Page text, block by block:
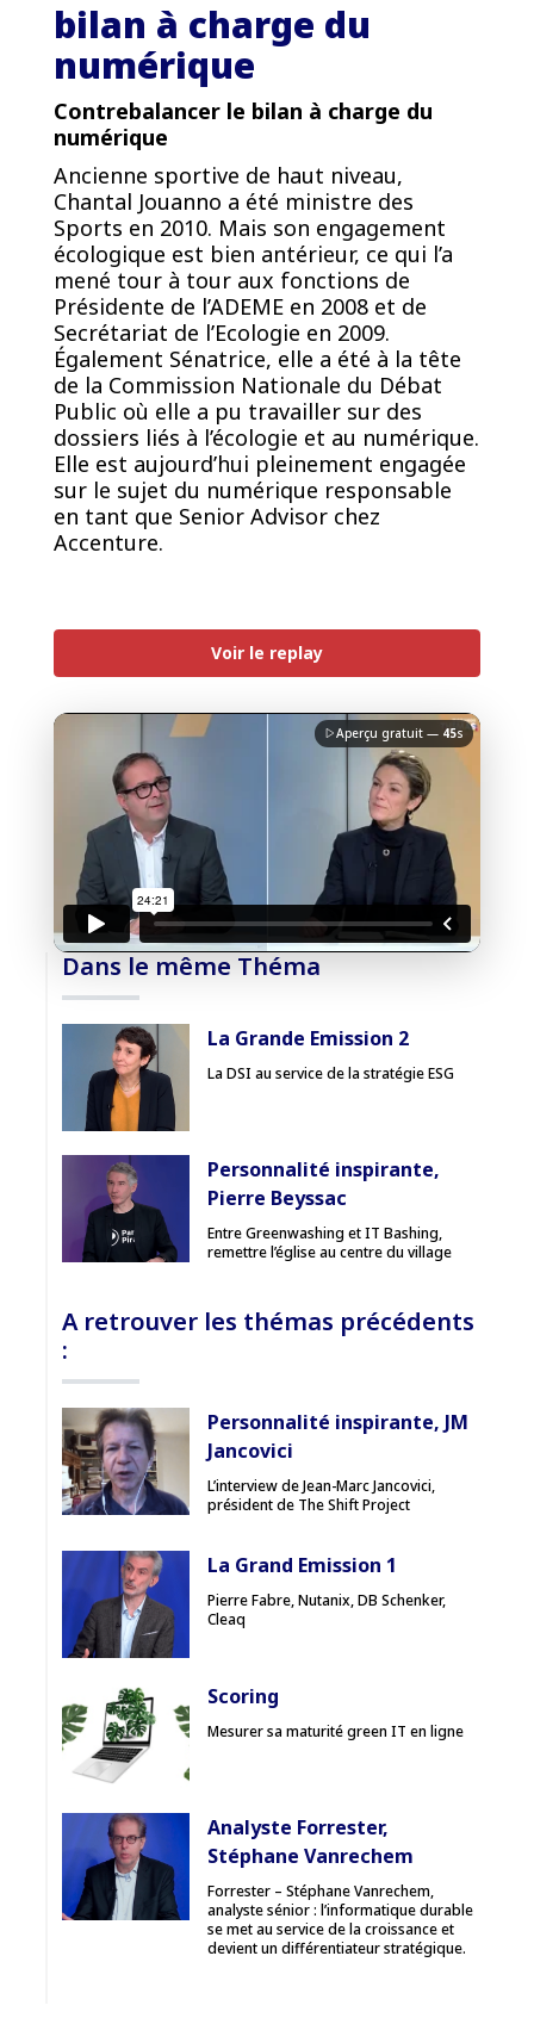
bilan à charge du
numérique
Contrebalancer le bilan à charge du
numérique
Ancienne sportive de haut niveau,
Chantal Jouanno a été ministre des
Sports en 2010. Mais son engagement
écologique est bien antérieur, ce qui l’a
mené tour à tour aux fonctions de
Présidente de l’ADEME en 2008 et de
Secrétariat de l’Ecologie en 2009.
Également Sénatrice, elle a été à la tête
de la Commission Nationale du Débat
Public où elle a pu travailler sur des
dossiers liés à l’écologie et au numérique.
Elle est aujourd’hui pleinement engagée
sur le sujet du numérique responsable
en tant que Senior Advisor chez
Accenture.
Voir le replay
Aperçu gratuit — 45s
J'accepte la charte de confidentialité
du Monde
Informatique
Débloquer la vidéo
Pas encore abonné ? Découvrir nos offres
→
Dans le même Théma
La Grande Emission 2
La DSI au service de la stratégie ESG
Personnalité inspirante,
Pierre Beyssac
Entre Greenwashing et IT Bashing,
remettre l’église au centre du village
A retrouver les thémas précédents
:
Personnalité inspirante, JM
Jancovici
L’interview de Jean-Marc Jancovici,
président de The Shift Project
La Grand Emission 1
Pierre Fabre, Nutanix, DB Schenker,
Cleaq
Scoring
Mesurer sa maturité green IT en ligne
Analyste Forrester,
Stéphane Vanrechem
Forrester – Stéphane Vanrechem,
analyste sénior : l’informatique durable
se met au service de la croissance et
devient un différentiateur stratégique.